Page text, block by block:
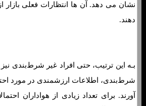
نشان می دهد. آن ها انتظارات فعلی بازار
دهند.
بـه این ترتیب، حتی افراد غیر شرط‌بندی نیز
شرط‌بندی، اطلاعات ارزشمندی در مورد
آورند. برای تعداد زیادی از هواداران